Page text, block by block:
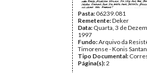
Pasta:06239.081
Remetente:Deker
Data: Quarta, 3 de
1997
Fundo:Arquivo da
Timorense - Konis
Tipo Documental:
Página(s):2